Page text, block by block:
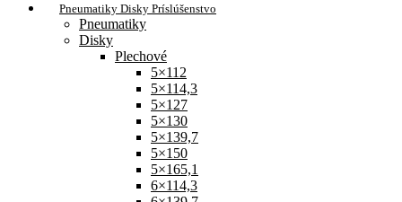
Pneumatiky Disky Príslúšenstvo
Pneumatiky
Disky
Plechové
5×112
5×114,3
5×127
5×130
5×139,7
5×150
5×165,1
6×114,3